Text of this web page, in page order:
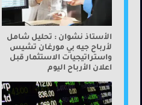
الأستاذ نشوان : تحليل شامل
لأرباح جيه بي مورغان تشيس
واستراتيجيات الاستثمار قبل
اعلان الأرباح اليوم